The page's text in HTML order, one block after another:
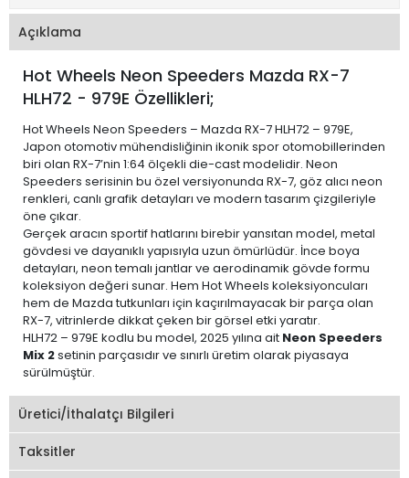
Açıklama
Hot Wheels Neon Speeders Mazda RX-7
HLH72 - 979E Özellikleri;
Hot Wheels Neon Speeders – Mazda RX-7 HLH72 – 979E,
Japon otomotiv mühendisliğinin ikonik spor otomobillerinden
biri olan RX-7’nin 1:64 ölçekli die-cast modelidir. Neon
Speeders serisinin bu özel versiyonunda RX-7, göz alıcı neon
renkleri, canlı grafik detayları ve modern tasarım çizgileriyle
öne çıkar.
Gerçek aracın sportif hatlarını birebir yansıtan model, metal
gövdesi ve dayanıklı yapısıyla uzun ömürlüdür. İnce boya
detayları, neon temalı jantlar ve aerodinamik gövde formu
koleksiyon değeri sunar. Hem Hot Wheels koleksiyoncuları
hem de Mazda tutkunları için kaçırılmayacak bir parça olan
RX-7, vitrinlerde dikkat çeken bir görsel etki yaratır.
HLH72 – 979E kodlu bu model, 2025 yılına ait Neon Speeders
Mix 2setinin parçasıdır ve sınırlı üretim olarak piyasaya
sürülmüştür.
Üretici/İthalatçı Bilgileri
Taksitler